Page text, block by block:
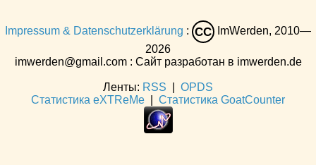
Impressum & Datenschutzerklärung : CC
ImWerden, 2010—
2026
imwerden@gmail.com : Сайт разработан в imwerden.de
Ленты: RSS
OPDS
Статистика eXTReMe
Статистика GoatCounter